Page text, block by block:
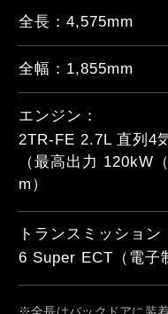
全長： 4,575mm
全幅： 1,855mm
エンジン：
2TR-FE 2.7L 直列4
（最高出力 120kW
m）
トランスミッション
6 Super ECT（電子